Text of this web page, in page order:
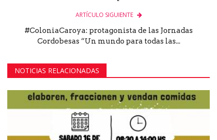
ARTÍCULO SIGUIENTE
#ColoniaCaroya: protagonista de las Jornadas
Cordobesas “Un mundo para todas las...
NOTICIAS RELACIONADAS